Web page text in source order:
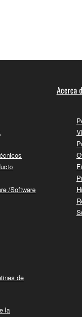
/Software
de
la
Acerca